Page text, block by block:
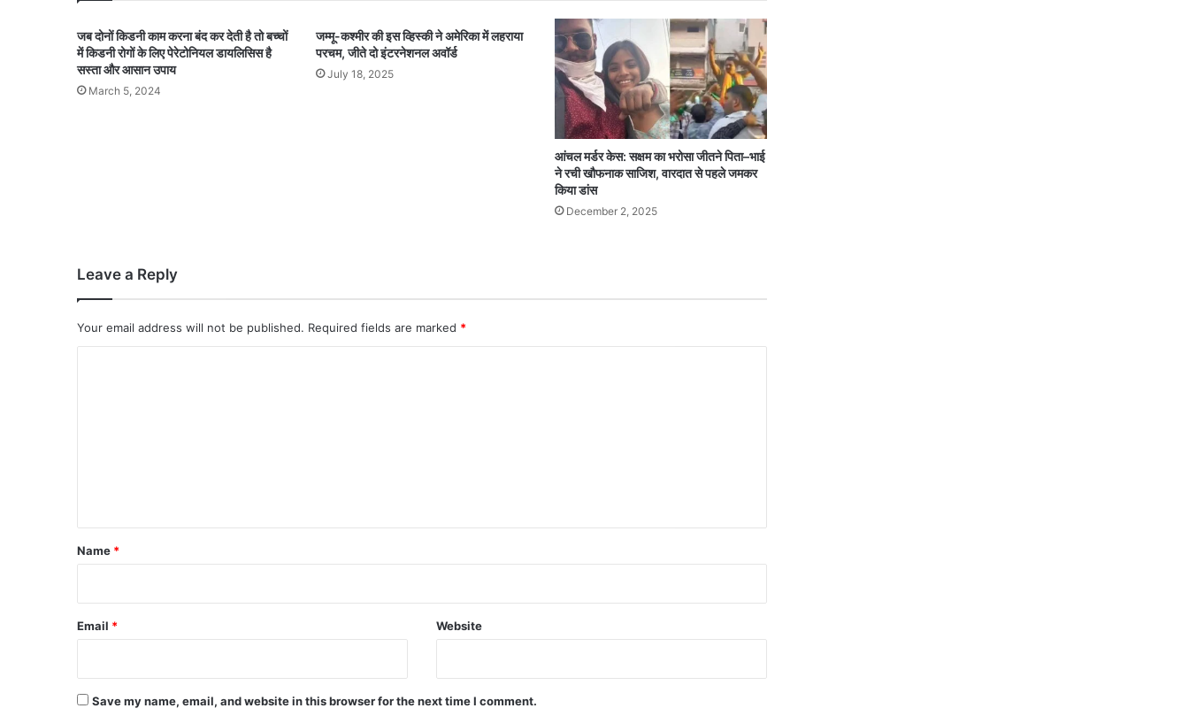
जब दोनों किडनी काम करना बंद कर देती है तो बच्चों
में किडनी रोगों के लिए पेरेटोनियल डायलिसिस है
सस्ता और आसान उपाय
March 5, 2024
जम्मू-कश्मीर की इस व्हिस्की ने अमेरिका में लहराया
परचम, जीते दो इंटरनेशनल अवॉर्ड
July 18, 2025
आंचल मर्डर केस: सक्षम का भरोसा जीतने पिता–भाई
ने रची खौफनाक साजिश, वारदात से पहले जमकर
किया डांस
December 2, 2025
Leave a Reply
Your email address will not be published. Required fields are marked *
*
Name *
Email * Website
Save my name, email, and website in this browser for the next time I comment.